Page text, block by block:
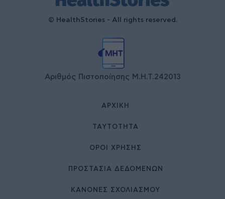
© HealthStories - All rights reserved.
Αριθμός Πιστοποίησης Μ.Η.Τ.242013
ΑΡΧΙΚΉ
ΤΑΥΤΌΤΗΤΑ
ΌΡΟΙ ΧΡΉΣΗΣ
ΠΡΟΣΤΑΣΙΑ ΔΕΔΟΜΕΝΩΝ
ΚΑΝΟΝΕΣ ΣΧΟΛΙΑΣΜΟΥ